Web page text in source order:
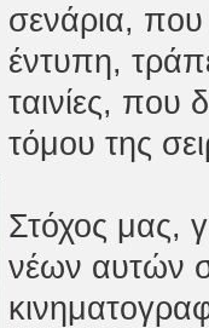
σενάρια,
έντυπη,
ταινίες, που
τόμου της
Στόχος μας,
νέων αυτών